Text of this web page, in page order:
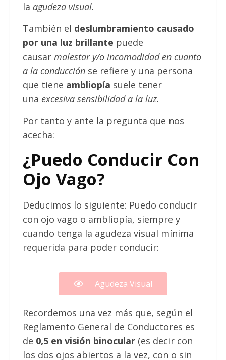
la agudeza visual.
También el deslumbramiento causado
por una luz brillante puede
causar malestar y/o incomodidad en cuanto
a la conducciónse refiere y una persona
que tiene ambliopía suele tener
una excesiva sensibilidad a la luz.
Por tanto y ante la pregunta que nos
acecha:
¿Puedo Conducir Con
Ojo Vago?
Deducimos lo siguiente: Puedo conducir
con ojo vago o ambliopía, siempre y
cuando tenga la agudeza visual mínima
requerida para poder conducir:
Agudeza Visual
Recordemos una vez más que, según el
Reglamento General de Conductores es
de 0,5 en visión binocular(es decir con
los dos ojos abiertos a la vez, con o sin